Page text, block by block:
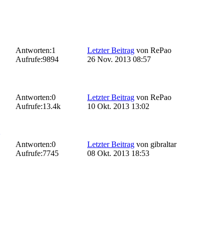
Antworten:1
Aufrufe:9894
Letzter Beitrag von RePao
26 Nov. 2013 08:57
Antworten:0
Aufrufe:13.4k
Letzter Beitrag von RePao
10 Okt. 2013 13:02
Antworten:0
Aufrufe:7745
Letzter Beitrag von gibraltar
08 Okt. 2013 18:53